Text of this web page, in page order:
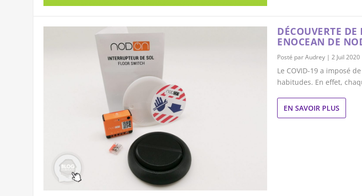
DÉCOUVERTE DE
ENOCEAN DE
Posté parAudrey |2 Juil 2020
Le COVID-19 a imposé
habitudes. En effet,
EN SAVOIR PLUS